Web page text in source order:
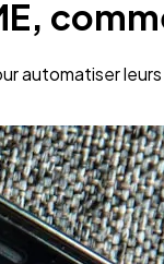
automatiser